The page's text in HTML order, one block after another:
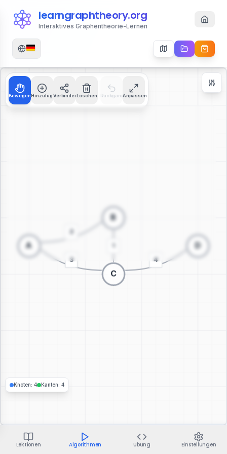
learngraphtheory.org
Interaktives Graphentheorie-Lernen
BewegenHinzufügenVerbindenLöschen RückgängigAnpassen
An Bildschirm anpassen
Zur 3D-Visualisierung wechseln
Knoten: 4 Kanten: 4
Lektionen Algorithmen Übung Einstellungen